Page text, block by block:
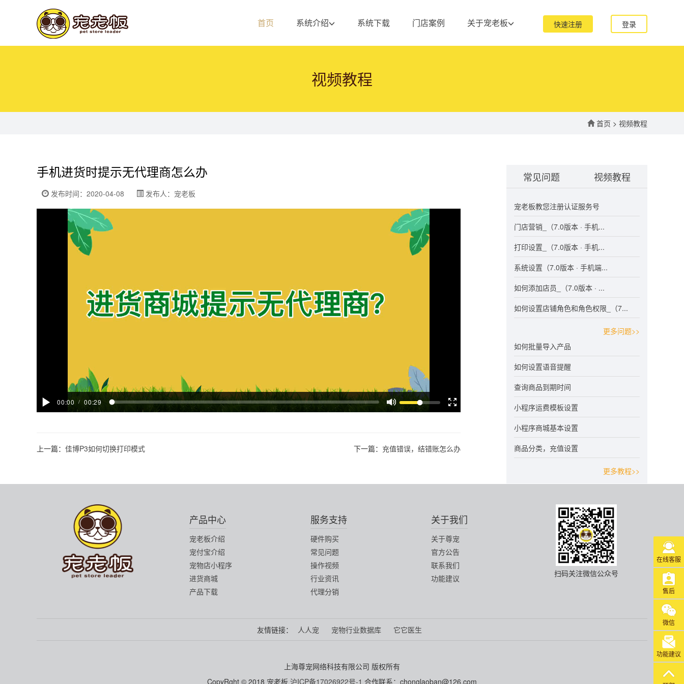
首页 系统介绍 系统下载 门店案例 关于宠老板 快速注册 登录
视频教程
首页 > 视频教程
手机进货时提示无代理商怎么办
发布时间：2020-04-08 发布人：宠老板
00:00 / 00:29
上一篇： 佳博P3如何切换打印模式 下一篇： 充值错误，结错账怎么办
常见问题 视频教程
宠老板教您注册认证服务号
门店营销_（7.0版本 · 手机...
打印设置_（7.0版本 · 手机...
系统设置（7.0版本 · 手机端...
如何添加店员_（7.0版本 · ...
如何设置店铺角色和角色权限_（7...
更多问题>>
如何批量导入产品
如何设置语音提醒
查询商品到期时间
小程序运费模板设置
小程序商城基本设置
商品分类，充值设置
更多教程>>
产品中心
宠老板介绍
宠付宝介绍
宠物店小程序
进货商城
产品下载
服务支持
硬件购买
常见问题
操作视频
行业资讯
代理分销
关于我们
关于尊宠
官方公告
联系我们
功能建议
扫码关注微信公众号
友情链接： 人人宠 宠物行业数据库 它它医生
上海尊宠网络科技有限公司 版权所有
CopyRght © 2018 宠老板 沪ICP备17026922号-1 合作联系：chonglaoban@126.com
在线客服
售后
微信
功能建议